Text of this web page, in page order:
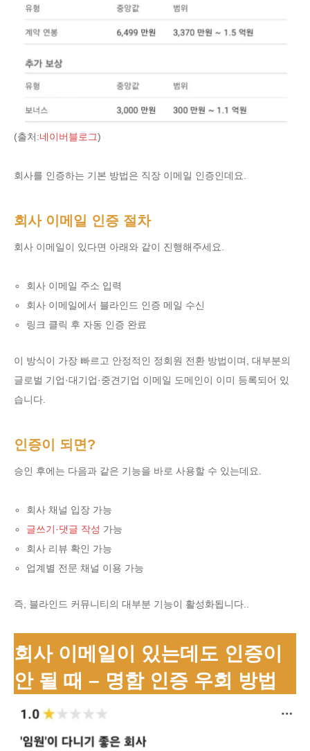
(출처:네이버블로그)
회사를 인증하는 기본 방법은 직장 이메일 인증인데요.
회사 이메일 인증 절차
회사 이메일이 있다면 아래와 같이 진행해주세요.
회사 이메일 주소 입력
회사 이메일에서 블라인드 인증 메일 수신
링크 클릭 후 자동 인증 완료
이 방식이 가장 빠르고 안정적인 정회원 전환 방법이며, 대부분의
글로벌 기업·대기업·중견기업 이메일 도메인이 이미 등록되어 있
습니다.
인증이 되면?
승인 후에는 다음과 같은 기능을 바로 사용할 수 있는데요.
회사 채널 입장 가능
글쓰기·댓글 작성 가능
회사 리뷰 확인 가능
업계별 전문 채널 이용 가능
즉, 블라인드 커뮤니티의 대부분 기능이 활성화됩니다..
회사 이메일이 있는데도 인증이
안 될 때 – 명함 인증 우회 방법